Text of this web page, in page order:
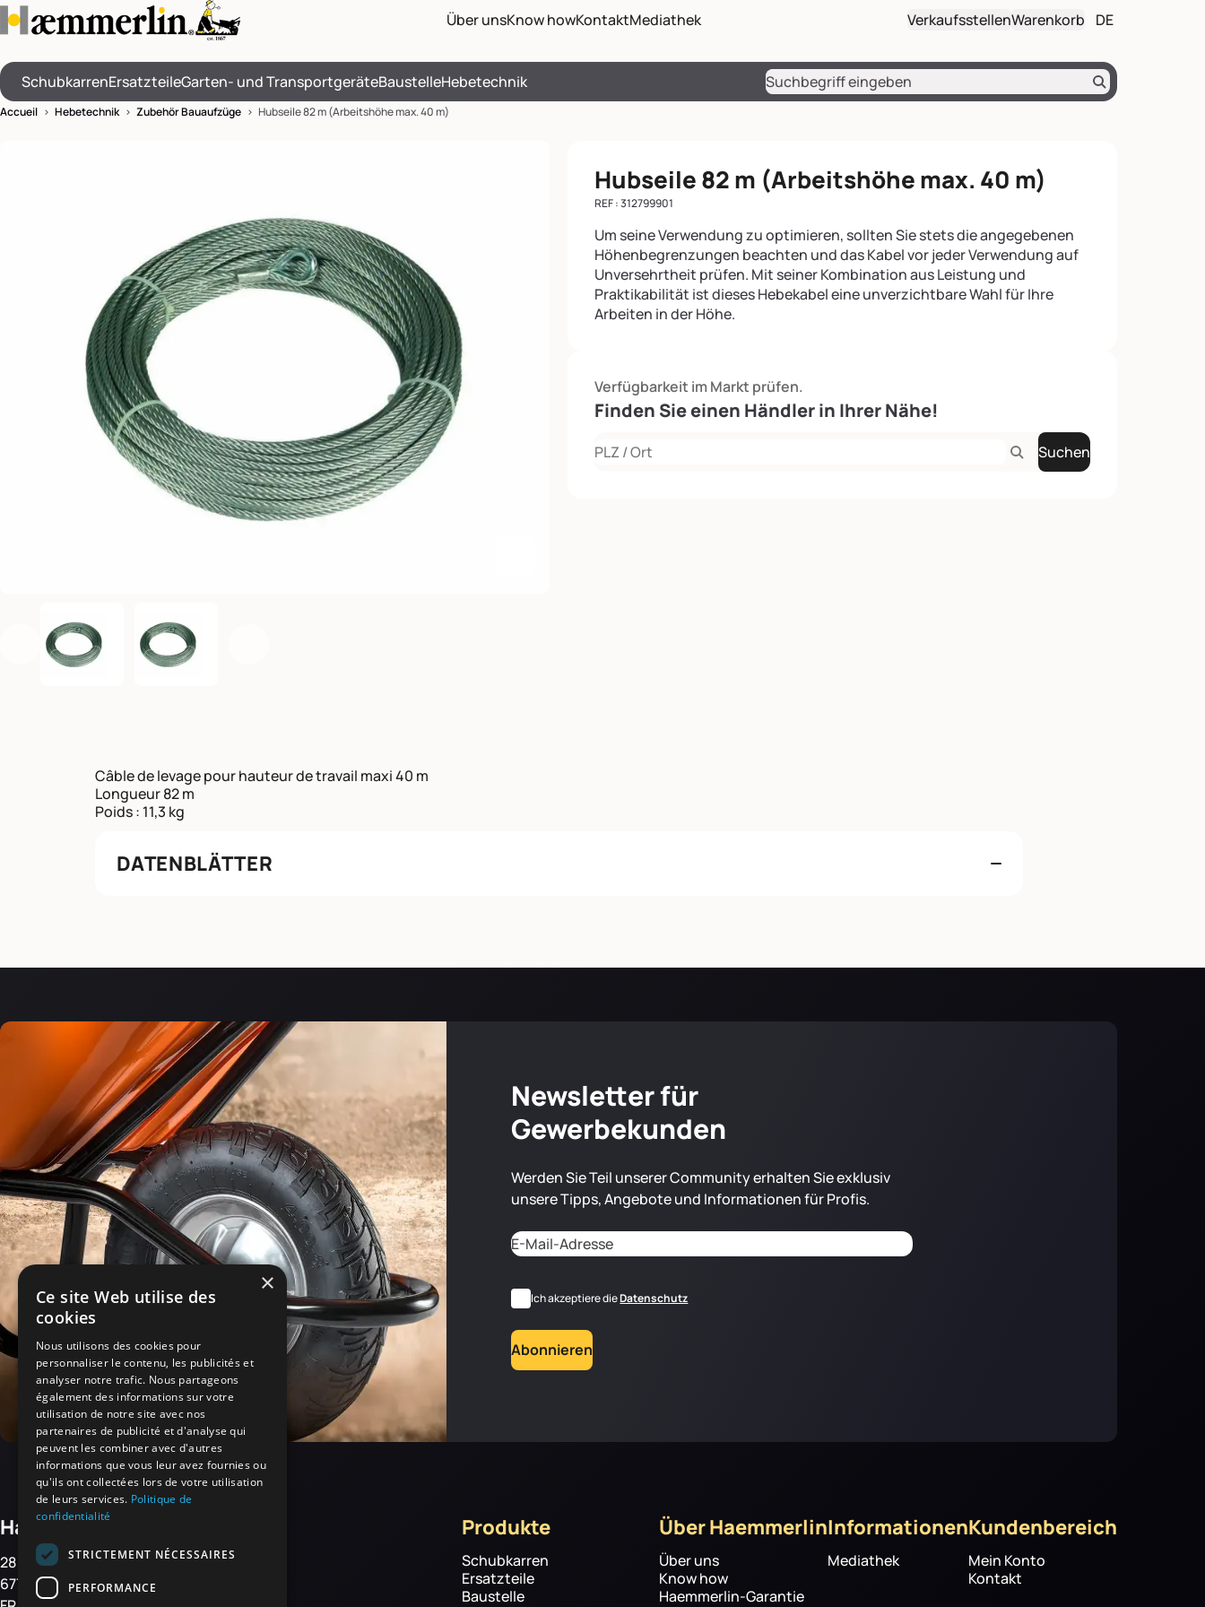
Passer les menus de navigation
Über unsKnow howKontaktMediathek VerkaufsstellenWarenkorb DE
Deutsch (DE)
SchubkarrenErsatzteileGarten- und TransportgeräteBaustelleHebetechnik Rechercher
Accueil > Hebetechnik> Zubehör Bauaufzüge > Hubseile 82 m (Arbeitshöhe max. 40 m)
Précédent
Hubseile 82 m (Arbeitshöhe max. 40 m)
REF : 312799901
Um seine Verwendung zu optimieren, sollten Sie stets die angegebenen
Höhenbegrenzungen beachten und das Kabel vor jeder Verwendung auf
Unversehrtheit prüfen. Mit seiner Kombination aus Leistung und
Praktikabilität ist dieses Hebekabel eine unverzichtbare Wahl für Ihre
Arbeiten in der Höhe.
Verfügbarkeit im Markt prüfen.
Finden Sie einen Händler in Ihrer Nähe!
Rechercher Suchen
Câble de levage pour hauteur de travail maxi 40 m
Longueur 82 m
Poids : 11,3 kg
DATENBLÄTTER
Passer le pied de page et revenir en début de page
Newsletter für
Gewerbekunden
Werden Sie Teil unserer Community erhalten Sie exklusiv
unsere Tipps, Angebote und Informationen für Profis.
Adresse email
RGPDIch akzeptiere dieDatenschutz
CAPTCHA
Abonnieren
Haemmerlin
28 rue de Steinbourg
67700 MONSWILLER
Produkte
Schubkarren
Ersatzteile
Baustelle
Über Haemmerlin
Über uns
Know how
Haemmerlin-Garantie
Informationen
Mediathek
Kundenbereich
Mein Konto
Kontakt
×
Ce site Web utilise des
cookies
Nous utilisons des cookies pour
personnaliser le contenu, les publicités et
analyser notre trafic. Nous partageons
également des informations sur votre
utilisation de notre site avec nos
partenaires de publicité et d'analyse qui
peuvent les combiner avec d'autres
informations que vous leur avez fournies ou
qu'ils ont collectées lors de votre utilisation
de leurs services. Politique de
confidentialité
STRICTEMENT NÉCESSAIRES
PERFORMANCE